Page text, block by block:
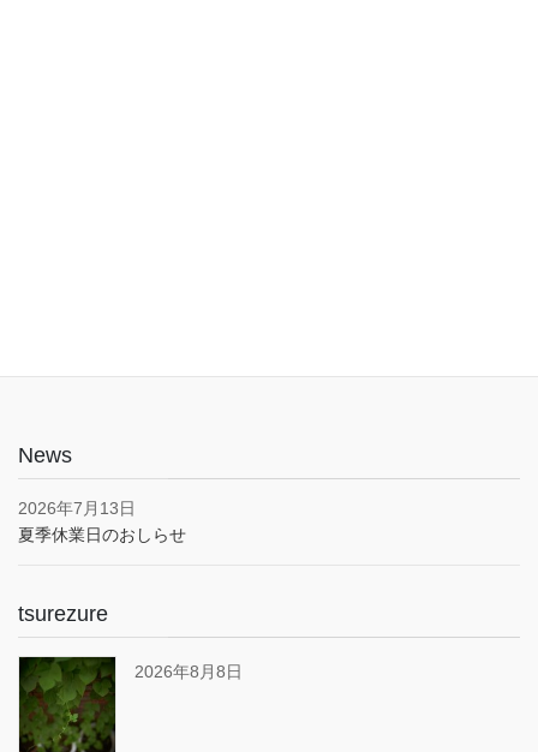
News
2026年7月13日
夏季休業日のおしらせ
tsurezure
2026年8月8日